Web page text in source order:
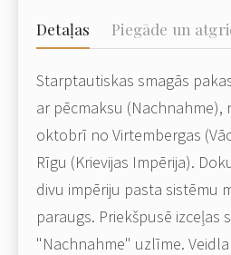
Detaļas Piegāde un
Starptautiskas smagās
ar pēcmaksu (Nachnahme),
oktobrī no Virtembergas
Rīgu (Krievijas Impērija).
divu impēriju pasta sistēmu
paraugs. Priekšpusē izceļas
"Nachnahme" uzlīme.